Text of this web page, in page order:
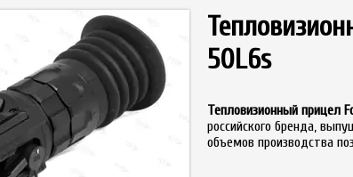
50L6s
Тепловизионный прицел
российского бренда,
объемов производства